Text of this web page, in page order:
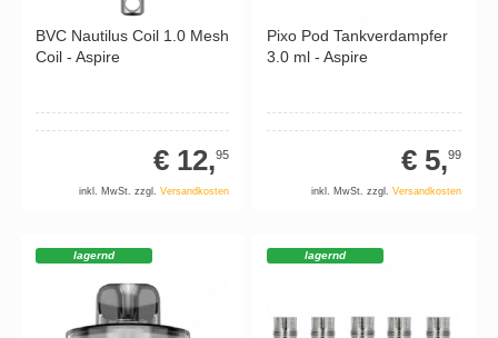
BVC Nautilus Coil 1.0 Mesh
Coil - Aspire
€ 12,95
inkl. MwSt. zzgl.Versandkosten
Pixo Pod Tankverdampfer
3.0 ml - Aspire
€ 5,99
inkl. MwSt. zzgl. Versandkosten
lagernd lagernd